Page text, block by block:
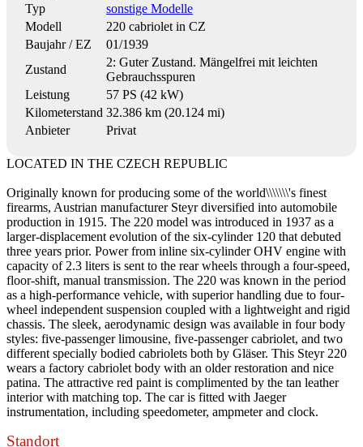
Typ
sonstige Modelle
Modell
220 cabriolet in CZ
Baujahr / EZ
01/1939
Zustand
2: Guter Zustand. Mängelfrei mit leichten
Gebrauchsspuren
Leistung
57 PS (42 kW)
Kilometerstand 32.386 km (20.124 mi)
Anbieter
Privat
LOCATED IN THE CZECH REPUBLIC
Originally known for producing some of the world\\\\\\\'s finest
firearms, Austrian manufacturer Steyr diversified into automobile
production in 1915. The 220 model was introduced in 1937 as a
larger-displacement evolution of the six-cylinder 120 that debuted
three years prior. Power from inline six-cylinder OHV engine with
capacity of 2.3 liters is sent to the rear wheels through a four-speed,
floor-shift, manual transmission. The 220 was known in the period
as a high-performance vehicle, with superior handling due to four-
wheel independent suspension coupled with a lightweight and rigid
chassis. The sleek, aerodynamic design was available in four body
styles: five-passenger limousine, five-passenger cabriolet, and two
different specially bodied cabriolets both by Gläser. This Steyr 220
wears a factory cabriolet body with an older restoration and nice
patina. The attractive red paint is complimented by the tan leather
interior with matching top. The car is fitted with Jaeger
instrumentation, including speedometer, ampmeter and clock.
Standort